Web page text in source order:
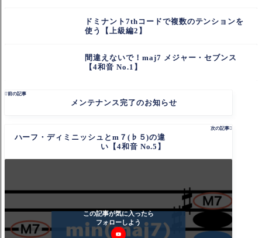
ドミナント7thコードで複数のテンションを
使う【上級編2】
間違えないで！maj7 メジャー・セブンス
【4和音 No.1】
前の記事
メンテナンス完了のお知らせ
次の記事
ハーフ・ディミニッシュとm７(♭５)の違
い【4和音 No.5】
この記事が気に入ったら
フォローしよう